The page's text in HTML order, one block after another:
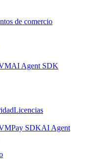
de comercio
AI Agent SDK
Licencias
Pay SDKAI Agent